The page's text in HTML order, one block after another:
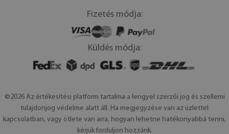
Fizetés módja:
Küldés módja:
©2026 Az értékesítési platform tartalma a lengyel szerzői jog és szellemi
tulajdonjog védelme alatt áll. Ha megjegyzése van az üzlettel
kapcsolatban, vagy ötlete van arra, hogyan lehetne hatékonyabbá tenni,
kérjük forduljon hozzánk.